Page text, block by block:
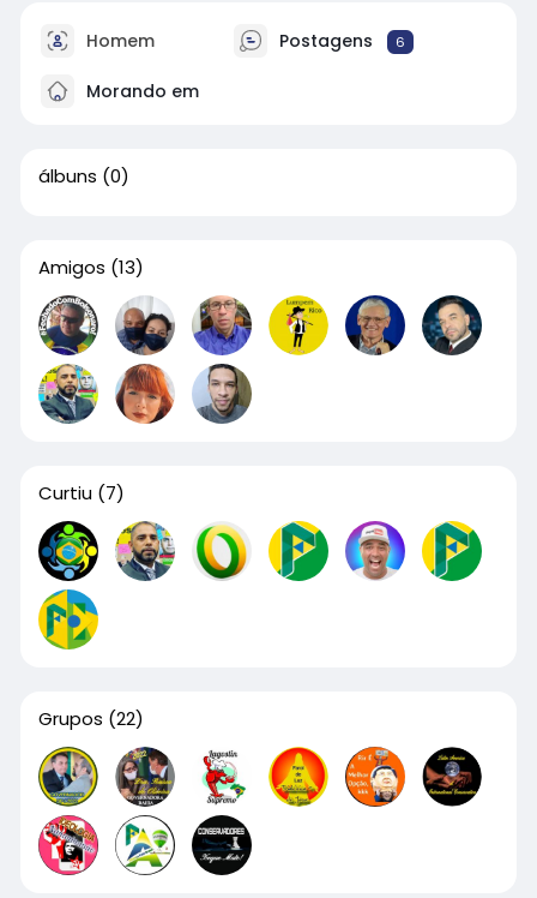
Homem Postagens 6
Morando em
álbuns (0)
Amigos (13)
Curtiu (7)
Grupos (22)